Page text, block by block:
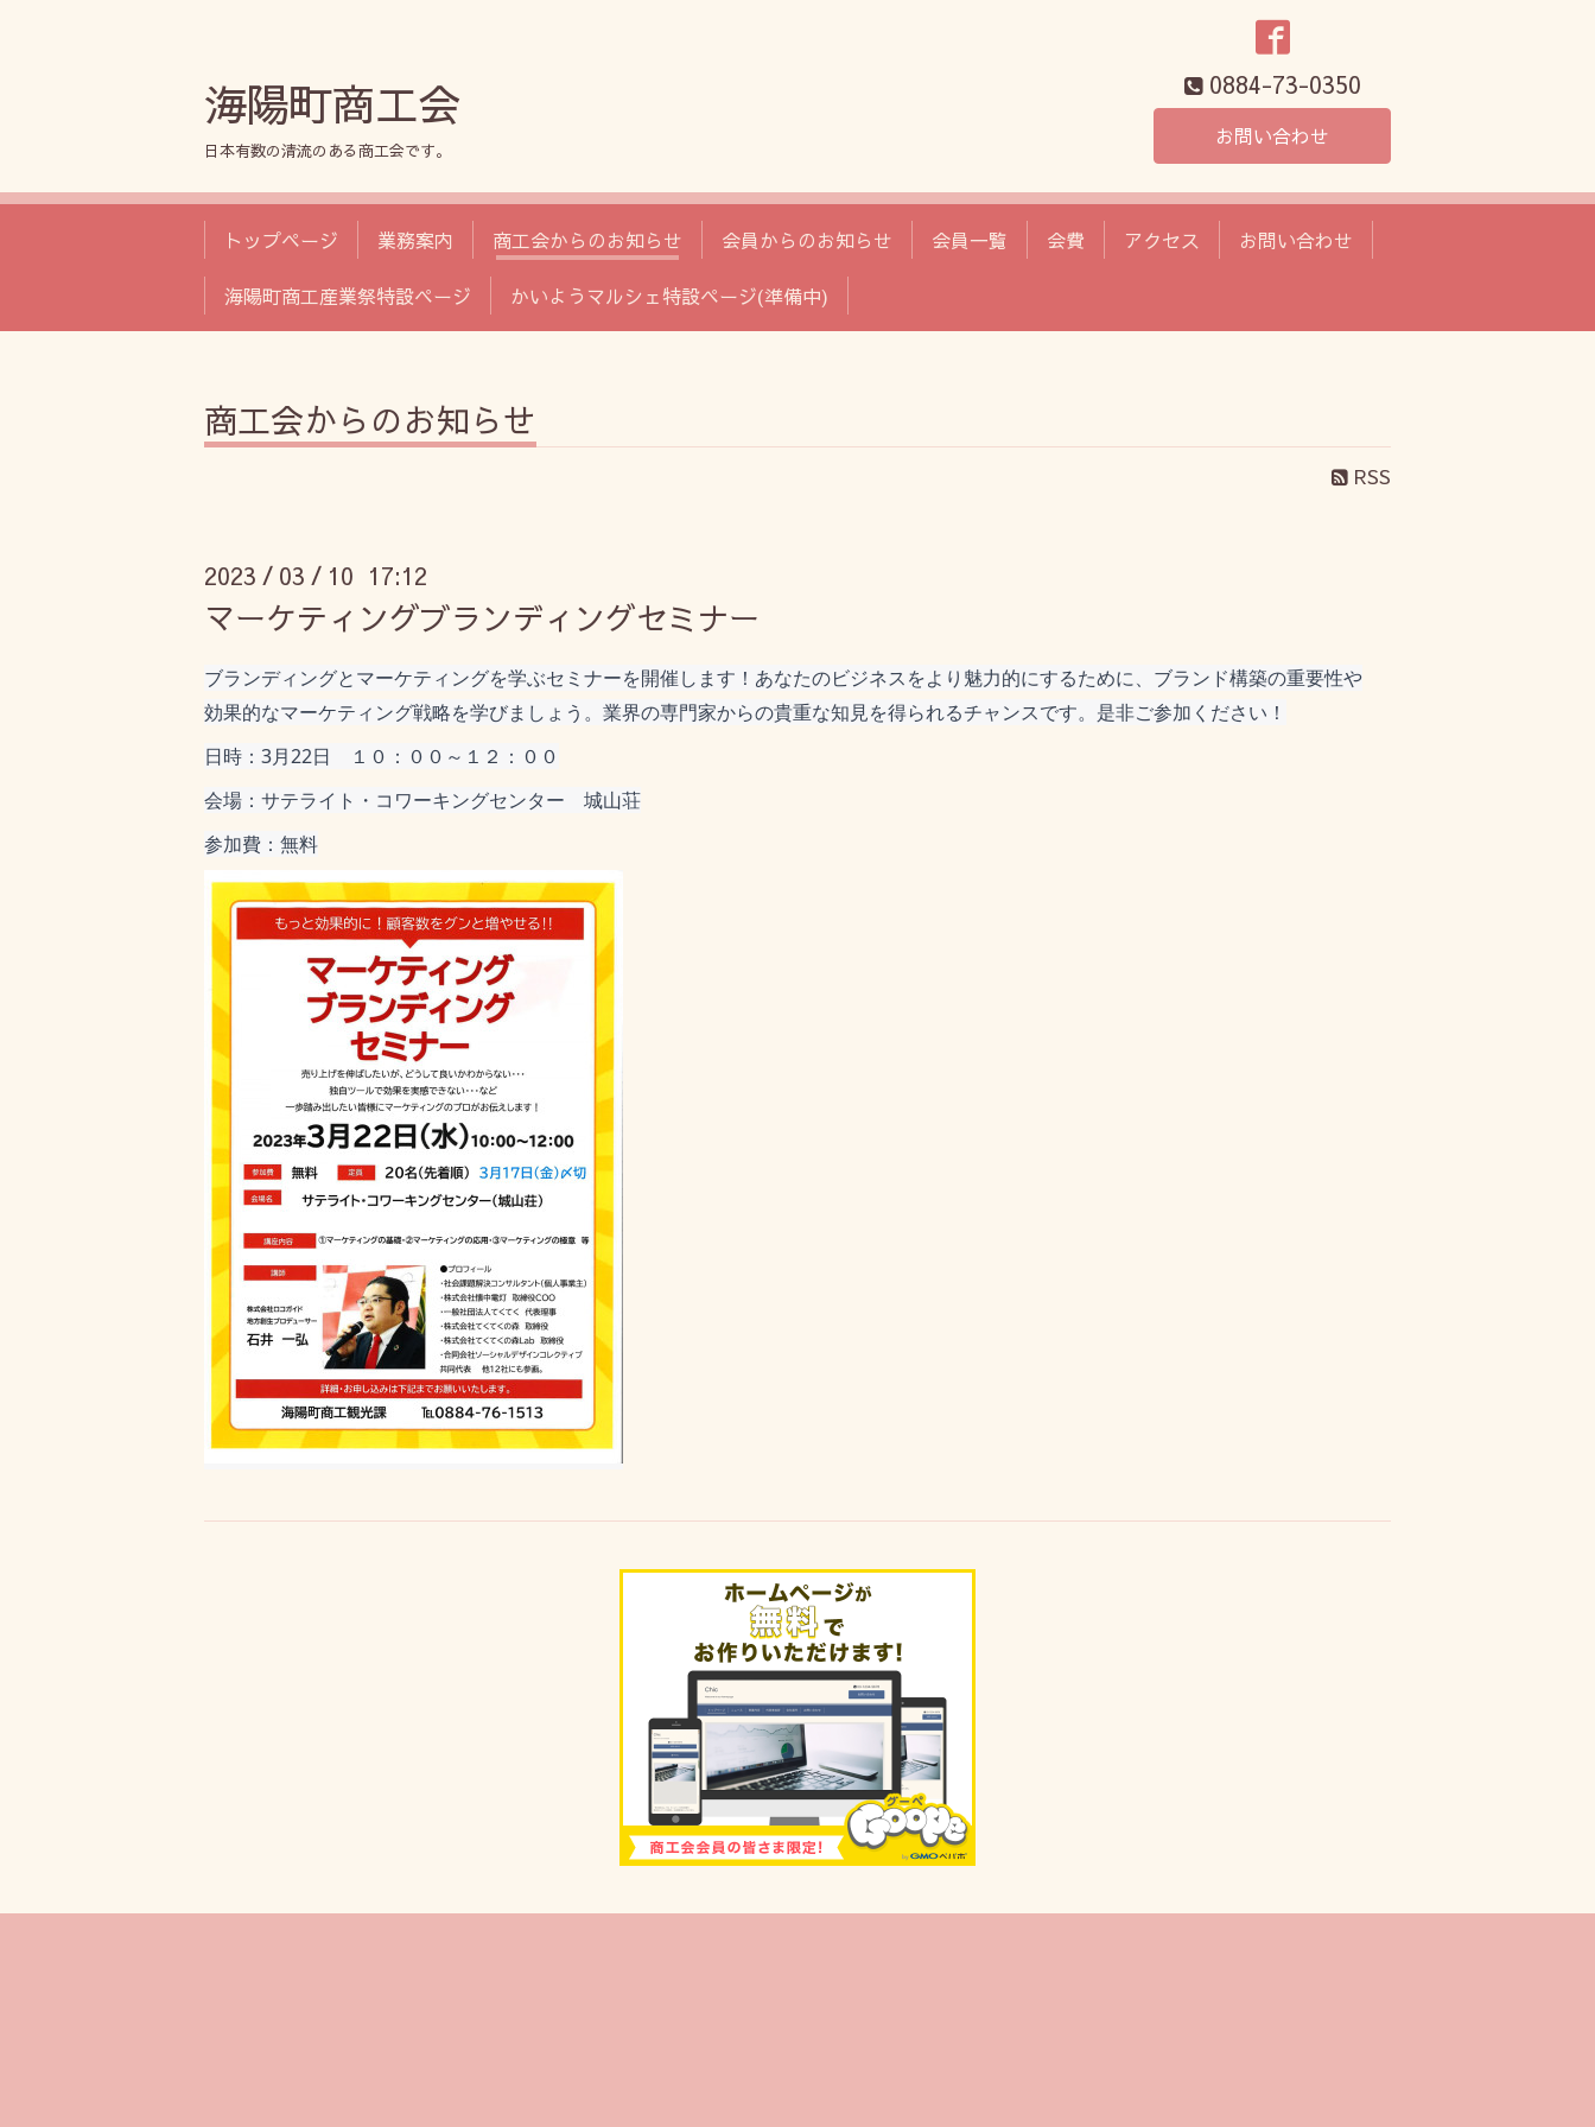
海陽町商工会
日本有数の清流のある商工会です。
0884-73-0350
お問い合わせ
トップページ 業務案内 商工会からのお知らせ 会員からのお知らせ 会員一覧 会費 アクセス お問い合わせ
海陽町商工産業祭特設ページ かいようマルシェ特設ページ(準備中)
商工会からのお知らせ
RSS
2023 / 03 / 10 17:12
マーケティングブランディングセミナー
ブランディングとマーケティングを学ぶセミナーを開催します！あなたのビジネスをより魅力的にするために、ブランド構築の重要性や
効果的なマーケティング戦略を学びましょう。業界の専門家からの貴重な知見を得られるチャンスです。是非ご参加ください！
日時：3月22日　１０：００～１２：００
会場：サテライト・コワーキングセンター　城山荘
参加費：無料